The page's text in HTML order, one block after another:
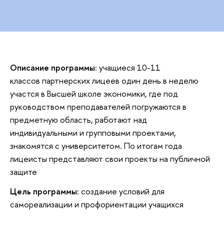
Описание программы: учащиеся 10-11
классов партнерских лицеев один день в неделю
участся в Высшей школе экономики, где под
руководством преподавателей погружаются в
предметную область, работают над
индивидуальными и групповыми проектами,
знакомятся с университетом. По итогам года
лицеисты представляют свои проекты на публичной
защите
Цель программы: создание условий для
самореализации и профориентации учащихся